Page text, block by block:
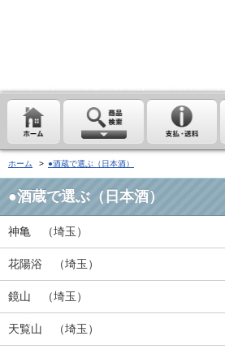
ホーム > ●酒蔵で選ぶ（日本酒）
●酒蔵で選ぶ（日本酒）
神亀 （埼玉）
花陽浴 （埼玉）
鏡山 （埼玉）
天覧山 （埼玉）